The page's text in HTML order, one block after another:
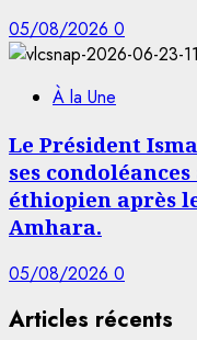
05/08/2026 0
À la Une
Le Président
ses
éthiopien après
Amhara.
05/08/2026 0
Articles récents